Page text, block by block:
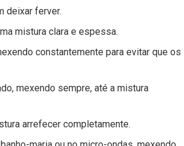
deixar ferver.
mistura clara e espessa.
constantemente para evitar que os
mexendo sempre, até a mistura
arrefecer completamente.